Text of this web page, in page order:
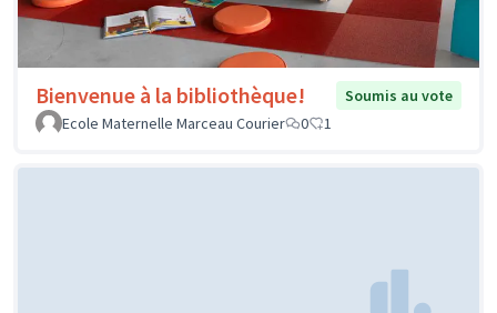
Bienvenue à la bibliothèque!
Soumis au vote
Ecole Maternelle Marceau Courier
0 1